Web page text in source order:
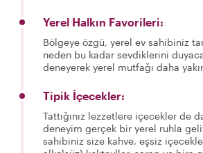
Yerel Halkın Favorileri:
Bölgeye özgü, yerel ev sahibiniz
neden bu kadar sevdiklerini
deneyerek yerel mutfağı daha
Tipik İçecekler:
Tattığınız lezzetlere içecekler de
deneyim gerçek bir yerel ruhla
sahibiniz size kahve, eşsiz